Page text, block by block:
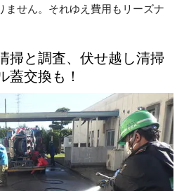
ません。それゆえ費用もリーズナ
掃と調査、伏せ越し清掃
蓋交換も！